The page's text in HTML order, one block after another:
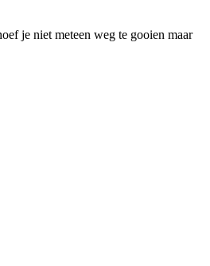
je niet meteen weg te gooien maar